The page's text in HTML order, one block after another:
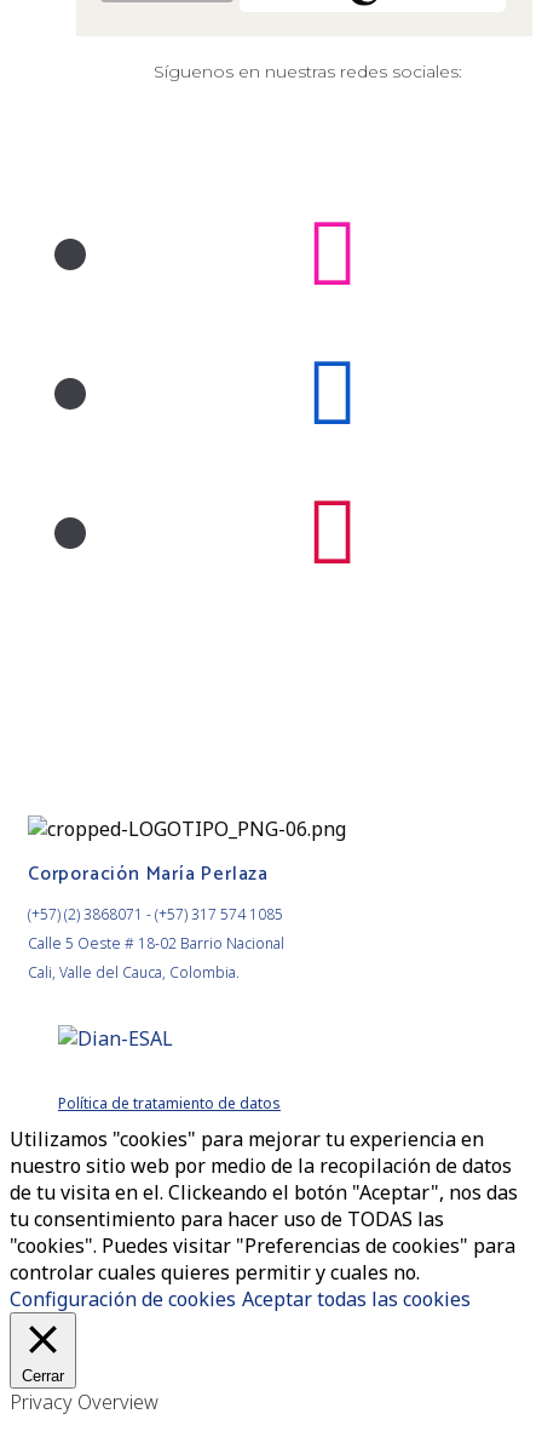
Síguenos en nuestras redes sociales:
Corporación María Perlaza
(+57) (2) 3868071 - (+57) 317 574 1085
Calle 5 Oeste # 18-02 Barrio Nacional
Cali, Valle del Cauca, Colombia.
Política de tratamiento de datos
Utilizamos "cookies" para mejorar tu experiencia en
nuestro sitio web por medio de la recopilación de datos
de tu visita en el. Clickeando el botón "Aceptar", nos das
tu consentimiento para hacer uso de TODAS las
"cookies". Puedes visitar "Preferencias de cookies" para
controlar cuales quieres permitir y cuales no.
Configuración de cookies Aceptar todas las cookies
Cerrar
Privacy Overview